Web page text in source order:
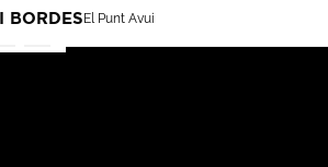
BORDESEl Punt Avui